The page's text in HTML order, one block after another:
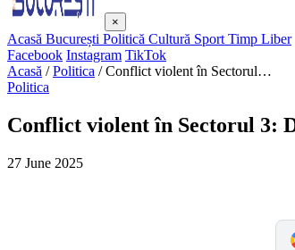
×
Acasă București Politică Cultură Sport Timp Liber
Facebook Instagram TikTok
Acasă /Politica /Conflict violent în Sectorul…
Politica
Conflict violent în Sectorul 3:
27 June 2025